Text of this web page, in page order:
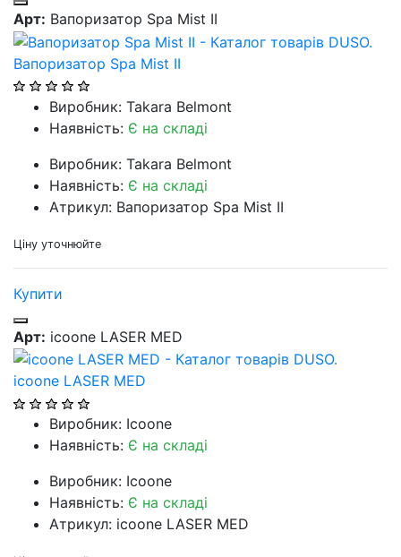
Арт: Вапоризатор Spa Mist II
Вапоризатор Spa Mist II
Виробник: Takara Belmont
Наявність: Є на складі
Виробник: Takara Belmont
Наявність: Є на складі
Атрикул: Вапоризатор Spa Mist II
Ціну уточнюйте
Купити
Арт: icoone LASER MED
icoone LASER MED
Виробник: Icoone
Наявність: Є на складі
Виробник: Icoone
Наявність: Є на складі
Атрикул: icoone LASER MED